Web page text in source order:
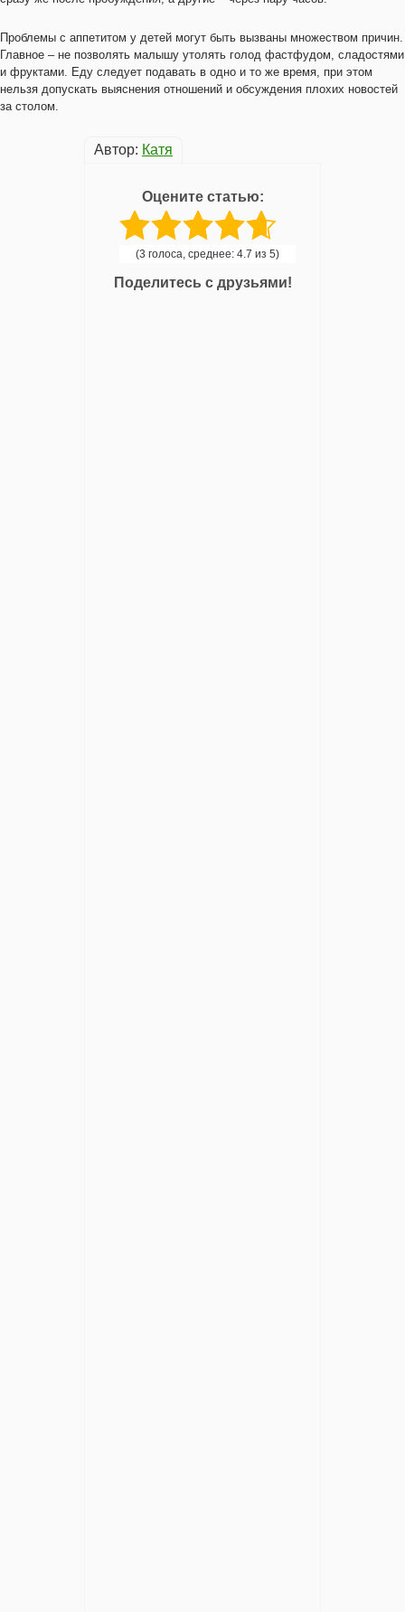
Проблемы с аппетитом у детей могут быть вызваны множеством причин.
Главное – не позволять малышу утолять голод фастфудом, сладостями
и фруктами. Еду следует подавать в одно и то же время, при этом
нельзя допускать выяснения отношений и обсуждения плохих новостей
за столом.
Автор: Катя
Оцените статью:
(3 голоса, среднее: 4.7 из 5)
Поделитесь с друзьями!